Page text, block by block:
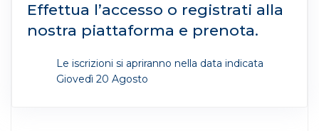
Effettua l’accesso o registrati alla
nostra piattaforma e prenota.
Le iscrizioni si apriranno nella data indicata
Giovedì 20 Agosto